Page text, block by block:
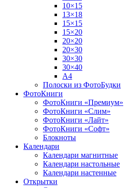
10×15
13×18
15×15
15×20
20×20
20×30
30×30
30×40
A4
Полоски из ФотоБудки
ФотоКниги
ФотоКниги «Премиум»
ФотоКниги «Слим»
ФотоКниги «Лайт»
ФотоКниги «Софт»
Блокноты
Календари
Календари магнитные
Календари настольные
Календари настенные
Открытки